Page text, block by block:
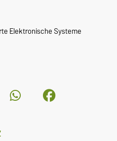
Elektronische Systeme